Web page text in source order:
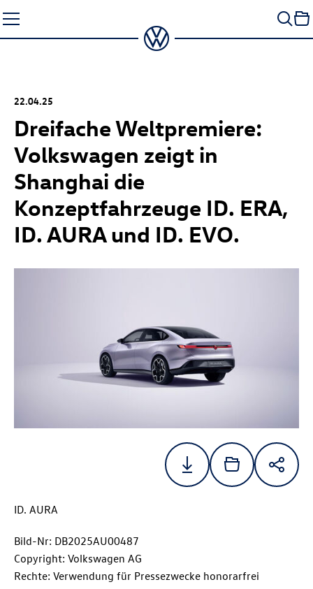
Seiteninhalt
springen
22.04.25
Dreifache Weltpremiere:
Volkswagen zeigt in
Shanghai die
Konzeptfahrzeuge ID. ERA,
ID. AURA und ID. EVO.
ID. AURA
Bild-Nr: DB2025AU00487
Copyright: Volkswagen AG
Rechte: Verwendung für Pressezwecke honorarfrei